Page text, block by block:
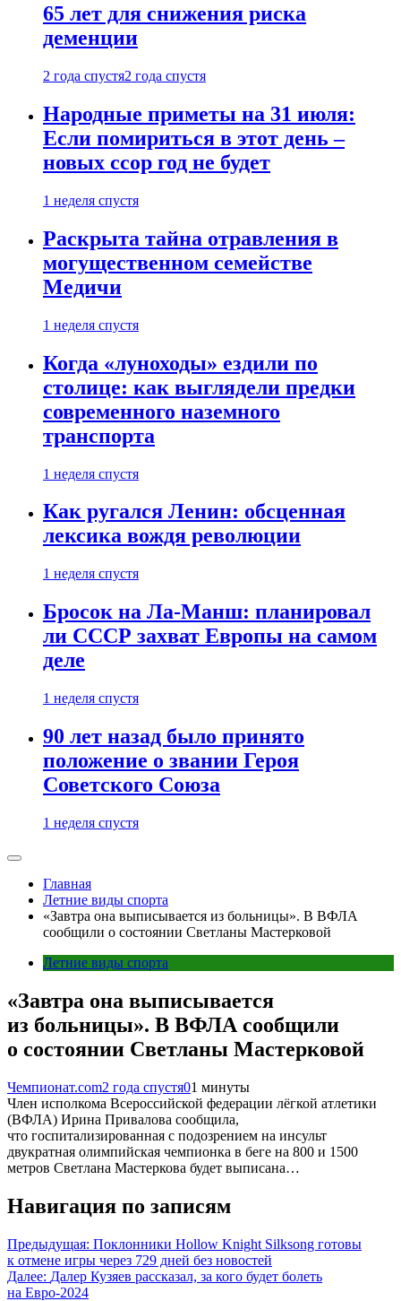
65 лет для снижения риска
деменции
2 года спустя2 года спустя
Народные приметы на 31 июля:
Если помириться в этот день –
новых ссор год не будет
1 неделя спустя
Раскрыта тайна отравления в
могущественном семействе
Медичи
1 неделя спустя
Когда «луноходы» ездили по
столице: как выглядели предки
современного наземного
транспорта
1 неделя спустя
Как ругался Ленин: обсценная
лексика вождя революции
1 неделя спустя
Бросок на Ла-Манш: планировал
ли СССР захват Европы на самом
деле
1 неделя спустя
90 лет назад было принято
положение о звании Героя
Советского Союза
1 неделя спустя
Главная
Летние виды спорта
«Завтра она выписывается из больницы». В ВФЛА
сообщили о состоянии Светланы Мастерковой
Летние виды спорта
«Завтра она выписывается
из больницы». В ВФЛА сообщили
о состоянии Светланы Мастерковой
Чемпионат.com2 года спустя01 минуты
Член исполкома Всероссийской федерации лёгкой атлетики
(ВФЛА) Ирина Привалова сообщила,
что госпитализированная с подозрением на инсульт
двукратная олимпийская чемпионка в беге на 800 и 1500
метров Светлана Мастеркова будет выписана…
Навигация по записям
Предыдущая: Поклонники Hollow Knight Silksong готовы
к отмене игры через 729 дней без новостей
Далее: Далер Кузяев рассказал, за кого будет болеть
на Евро-2024